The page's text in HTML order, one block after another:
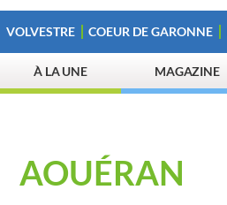
VOLVESTRE COEUR DE GARONNE
À LA UNE MAGAZINE
AOUÉRAN